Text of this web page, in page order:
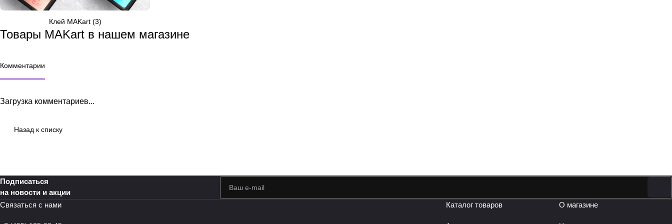
Клей MAKart (3)
Товары MAKart в нашем магазине
Комментарии
Загрузка комментариев...
Назад к списку
Подписаться
на новости и акции
Связаться с нами
Каталог товаров О магазине